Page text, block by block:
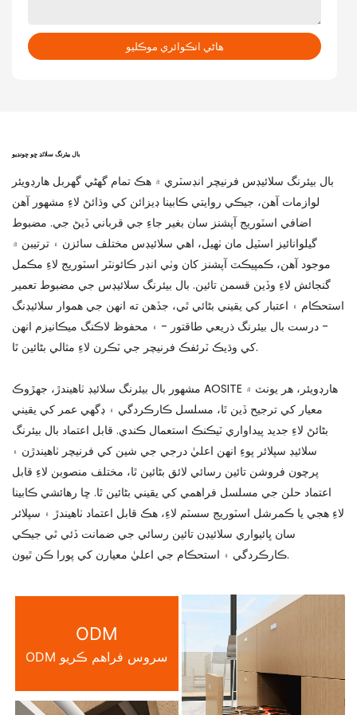
هاڻي انڪوائري موڪليو
بال بيئرنگ سلائڊ ڇو چونڊيو
بال بيئرنگ سلائيڊس فرنيچر انڊسٽري ۾ هڪ تمام گهڻي گهربل هارڊويئر
لوازمات آهن، جيڪي روايتي ڪابينا ڊيزائن کي وڌائڻ لاءِ مشهور آهن
اضافي اسٽوريج آپشنز سان بغير جاءِ جي قرباني ڏيڻ جي. مضبوط
گيلوانائيز اسٽيل مان ٺهيل، اهي سلائيڊس مختلف سائزن ۽ ترتيبن ۾
موجود آهن، ڪمپيڪٽ آپشنز کان وٺي انڊر ڪائونٽر اسٽوريج لاءِ مڪمل
گنجائش لاءِ وڏين قسمن تائين. بال بيئرنگ سلائيڊس جي مضبوط تعمير
استحڪام ۽ اعتبار کي يقيني بڻائي ٿي، جڏهن ته انهن جي هموار سلائيڊنگ
- درست بال بيئرنگ ذريعي طاقتور - ۽ محفوظ لاڪنگ ميڪانيزم انهن
کي وڌيڪ ٽرئفڪ فرنيچر جي ٽڪرن لاءِ مثالي بڻائين ٿا.
مشهور بال بيئرنگ سلائيڊ ٺاهيندڙ، جهڙوڪ AOSITE هارڊويئر، هر يونٽ ۾
معيار کي ترجيح ڏين ٿا، مسلسل ڪارڪردگي ۽ ڊگهي عمر کي يقيني
بڻائڻ لاءِ جديد پيداواري ٽيڪنڪ استعمال ڪندي. قابل اعتماد بال بيئرنگ
سلائيڊ سپلائر پوءِ انهن اعليٰ درجي جي شين کي فرنيچر ٺاهيندڙن ۽
پرچون فروشن تائين رسائي لائق بڻائين ٿا، مختلف منصوبن لاءِ قابل
اعتماد حلن جي مسلسل فراهمي کي يقيني بڻائين ٿا. ڇا رهائشي ڪابينا
لاءِ هجي يا ڪمرشل اسٽوريج سسٽم لاءِ، هڪ قابل اعتماد ٺاهيندڙ ۽ سپلائر
سان ڀائيواري سلائيڊن تائين رسائي جي ضمانت ڏئي ٿي جيڪي
ڪارڪردگي ۽ استحڪام جي اعليٰ معيارن کي پورا ڪن ٿيون.
ODM
ODM سروس فراهم ڪريو